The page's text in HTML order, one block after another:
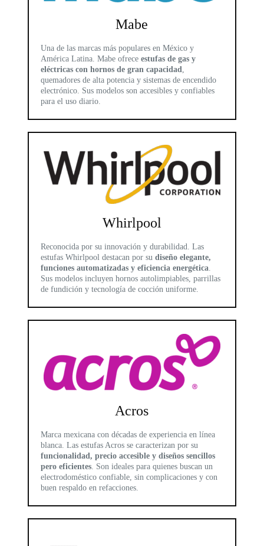
Mabe
Una de las marcas más populares en México y
América Latina. Mabe ofrece estufas de gas y
eléctricas con hornos de gran capacidad,
quemadores de alta potencia y sistemas de encendido
electrónico. Sus modelos son accesibles y confiables
para el uso diario.
Whirlpool
Reconocida por su innovación y durabilidad. Las
estufas Whirlpool destacan por su diseño elegante,
funciones automatizadas y eficiencia energética.
Sus modelos incluyen hornos autolimpiables, parrillas
de fundición y tecnología de cocción uniforme.
Acros
Marca mexicana con décadas de experiencia en línea
blanca. Las estufas Acros se caracterizan por su
funcionalidad, precio accesible y diseños sencillos
pero eficientes. Son ideales para quienes buscan un
electrodoméstico confiable, sin complicaciones y con
buen respaldo en refacciones.